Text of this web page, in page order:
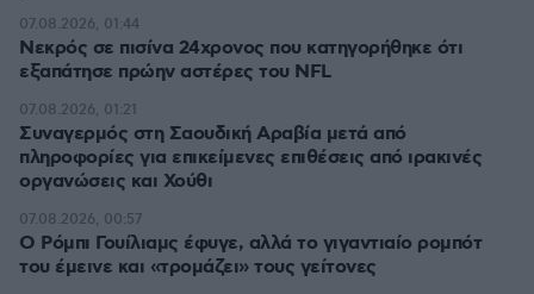
Νεκρός σε πισίνα 24χρονος που κατηγορήθηκε ότι
εξαπάτησε πρώην αστέρες του NFL
07.08.2026, 01:44
Συναγερμός στη Σαουδική Αραβία μετά από
πληροφορίες για επικείμενες επιθέσεις από ιρακινές
οργανώσεις και Χούθι
07.08.2026, 01:21
Ο Ρόμπι Γουίλιαμς έφυγε, αλλά το γιγαντιαίο ρομπότ
του έμεινε και «τρομάζει» τους γείτονες
07.08.2026, 00:57